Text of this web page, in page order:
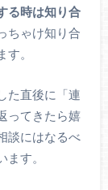
る時は知り合
ちゃけ知り合
。
た直後に「連
ってきたら嬉
談にはなるべ
す。